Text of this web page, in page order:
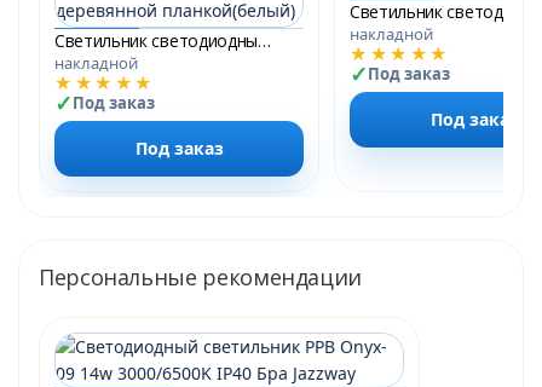
Светильник светодиодный потолочный PPB Scandic-R 24w 4000K WH/W с деревянной планкой(белый) IP20
накладной
★★★★★
Под заказ
Под заказ
накладной
★★★★★
Под заказ
Под заказ
Персональные рекомендации